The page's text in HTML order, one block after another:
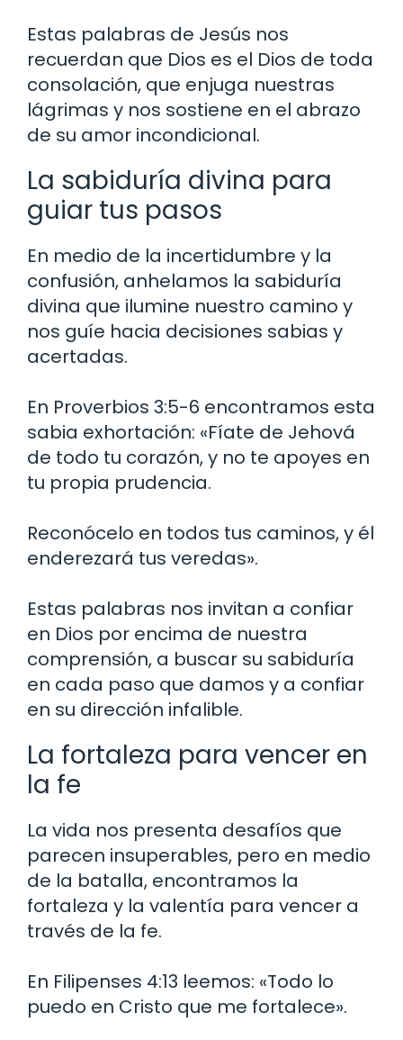
Estas palabras de Jesús nos
recuerdan que Dios es el Dios de toda
consolación, que enjuga nuestras
lágrimas y nos sostiene en el abrazo
de su amor incondicional.
La sabiduría divina para
guiar tus pasos
En medio de la incertidumbre y la
confusión, anhelamos la sabiduría
divina que ilumine nuestro camino y
nos guíe hacia decisiones sabias y
acertadas.
En Proverbios 3:5-6 encontramos esta
sabia exhortación: «Fíate de Jehová
de todo tu corazón, y no te apoyes en
tu propia prudencia.
Reconócelo en todos tus caminos, y él
enderezará tus veredas».
Estas palabras nos invitan a confiar
en Dios por encima de nuestra
comprensión, a buscar su sabiduría
en cada paso que damos y a confiar
en su dirección infalible.
La fortaleza para vencer en
la fe
La vida nos presenta desafíos que
parecen insuperables, pero en medio
de la batalla, encontramos la
fortaleza y la valentía para vencer a
través de la fe.
En Filipenses 4:13 leemos: «Todo lo
puedo en Cristo que me fortalece».